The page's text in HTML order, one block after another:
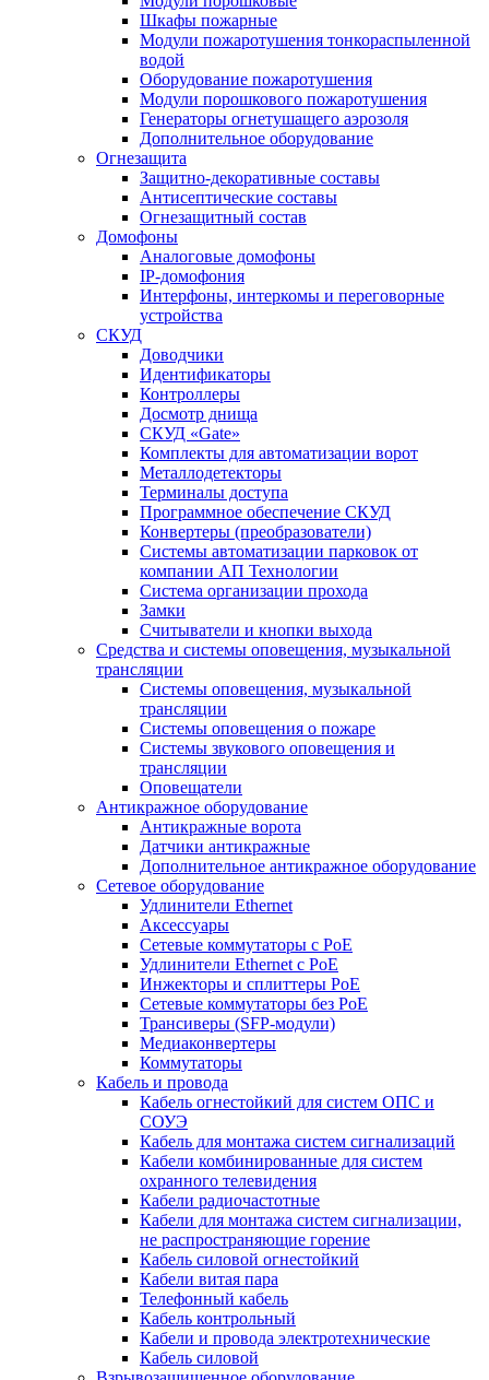
Шкафы пожарные
Модули пожаротушения тонкораспыленной
водой
Оборудование пожаротушения
Модули порошкового пожаротушения
Генераторы огнетушащего аэрозоля
Дополнительное оборудование
Огнезащита
Защитно-декоративные составы
Антисептические составы
Огнезащитный состав
Домофоны
Аналоговые домофоны
IP-домофония
Интерфоны, интеркомы и переговорные
устройства
СКУД
Доводчики
Идентификаторы
Контроллеры
Досмотр днища
СКУД «Gate»
Комплекты для автоматизации ворот
Металлодетекторы
Терминалы доступа
Программное обеспечение СКУД
Конвертеры (преобразователи)
Системы автоматизации парковок от
компании АП Технологии
Система организации прохода
Замки
Считыватели и кнопки выхода
Средства и системы оповещения, музыкальной
трансляции
Системы оповещения, музыкальной
трансляции
Системы оповещения о пожаре
Системы звукового оповещения и
трансляции
Оповещатели
Антикражное оборудование
Антикражные ворота
Датчики антикражные
Дополнительное антикражное оборудование
Сетевое оборудование
Удлинители Ethernet
Аксессуары
Сетевые коммутаторы с РоЕ
Удлинители Ethernet с PoE
Инжекторы и сплиттеры РоЕ
Сетевые коммутаторы без РоЕ
Трансиверы (SFP-модули)
Медиаконвертеры
Коммутаторы
Кабель и провода
Кабель огнестойкий для систем ОПС и
СОУЭ
Кабель для монтажа систем сигнализаций
Кабели комбинированные для систем
охранного телевидения
Кабели радиочастотные
Кабели для монтажа систем сигнализации,
не распространяющие горение
Кабель силовой огнестойкий
Кабели витая пара
Телефонный кабель
Кабель контрольный
Кабели и провода электротехнические
Кабель силовой